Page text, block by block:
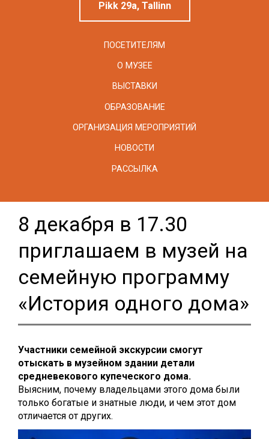
Pikk 29a, Tallinn
ПОСЕТИТЕЛЯМ
О МУЗЕЕ
ВЫСТАВКИ
ОБРАЗОВАНИЕ
ОРГАНИЗАЦИЯ МЕРОПРИЯТИЙ
НОВОСТИ
РАССЫЛКА
8 декабря в 17.30
приглашаем в музей на
семейную программу
«История одного дома»
Участники семейной экскурсии смогут
отыскать в музейном здании детали
средневекового купеческого дома.
Выясним, почему владельцами этого дома были
только богатые и знатные люди, и чем этот дом
отличается от других.